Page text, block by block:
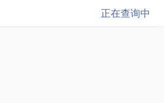
正在查询中